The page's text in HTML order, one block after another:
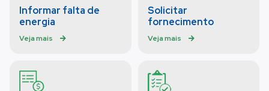
Informar falta de
energia
Veja mais
Solicitar
fornecimento
Veja mais